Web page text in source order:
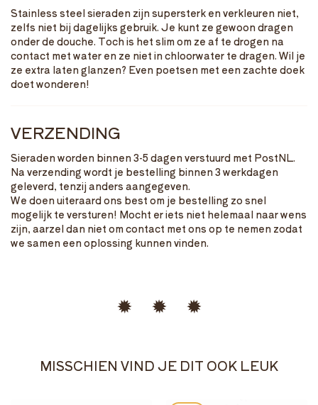
Stainless steel sieraden zijn supersterk en verkleuren niet,
zelfs niet bij dagelijks gebruik. Je kunt ze gewoon dragen
onder de douche. Toch is het slim om ze af te drogen na
contact met water en ze niet in chloorwater te dragen. Wil je
ze extra laten glanzen? Even poetsen met een zachte doek
doet wonderen!
VERZENDING
Sieraden worden binnen 3-5 dagen verstuurd met PostNL.
Na verzending wordt je bestelling binnen 3 werkdagen
geleverd, tenzij anders aangegeven.
We doen uiteraard ons best om je bestelling zo snel
mogelijk te versturen! Mocht er iets niet helemaal naar wens
zijn, aarzel dan niet om contact met ons op te nemen zodat
we samen een oplossing kunnen vinden.
MISSCHIEN VIND JE DIT OOK LEUK